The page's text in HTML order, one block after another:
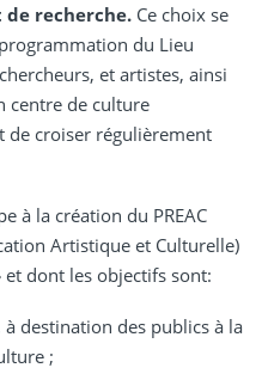
recherche. Ce choix se
du Lieu
et artistes, ainsi
centre de culture
de croiser régulièrement
à la création du PREAC
Artistique et Culturelle)
dont les objectifs sont:
destination des publics à la
;